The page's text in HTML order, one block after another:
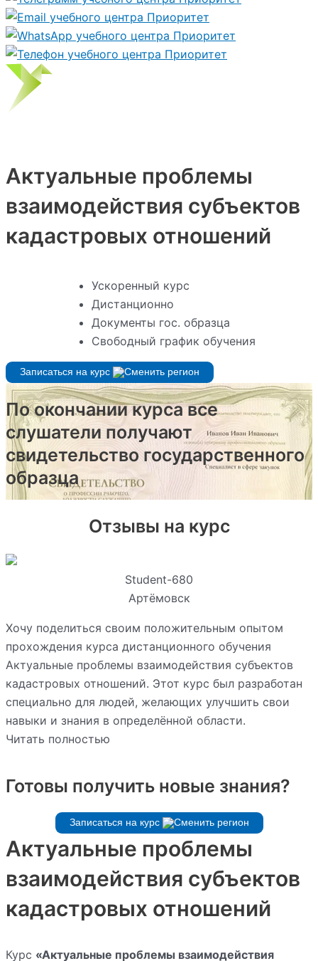
Актуальные проблемы
взаимодействия субъектов
кадастровых отношений
Ускоренный курс
Дистанционно
Документы гос. образца
Свободный график обучения
Записаться на курс
По окончании курса все
слушатели получают
свидетельство государственного
образца
Отзывы на курс
Student-680
Артёмовск
Хочу поделиться своим положительным опытом
прохождения курса дистанционного обучения
Актуальные проблемы взаимодействия субъектов
кадастровых отношений. Этот курс был разработан
специально для людей, желающих улучшить свои
навыки и знания в определённой области.
Читать полностью
Готовы получить новые знания?
Записаться на курс
Актуальные проблемы
взаимодействия субъектов
кадастровых отношений
Курс «Актуальные проблемы взаимодействия